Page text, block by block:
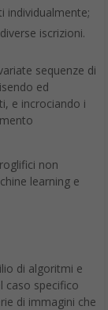
individualmente;
iscrizioni.
sequenze di
ed
e incrociando i
non
learning e
di algoritmi e
caso specifico
di immagini che